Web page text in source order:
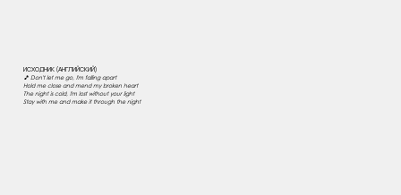
ИСХОДНИК (АНГЛИЙСКИЙ)
🎵 Don't let me go, I'm falling apart
Hold me close and mend my broken heart
The night is cold, I'm lost without your light
Stay with me and make it through the night